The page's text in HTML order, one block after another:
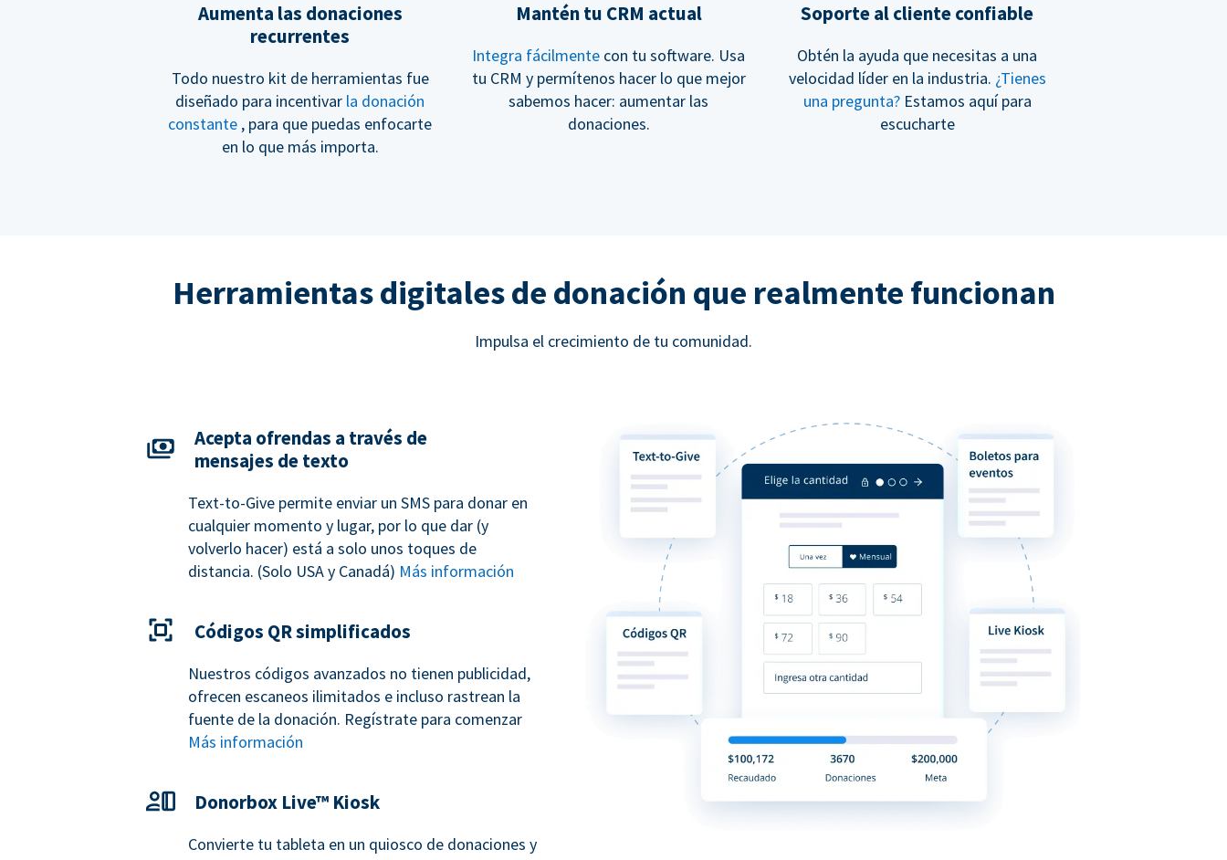
Aumenta las donaciones
recurrentes
Todo nuestro kit de herramientas fue
diseñado para incentivar la donación
constante , para que puedas enfocarte
en lo que más importa.
Mantén tu CRM actual
Integra fácilmente con tu software. Usa
tu CRM y permítenos hacer lo que mejor
sabemos hacer: aumentar las
donaciones.
Soporte al cliente confiable
Obtén la ayuda que necesitas a una
velocidad líder en la industria. ¿Tienes
una pregunta?Estamos aquí para
escucharte
Herramientas digitales de donación que realmente funcionan
Impulsa el crecimiento de tu comunidad.
Acepta ofrendas a través de
mensajes de texto
Text-to-Give permite enviar un SMS para donar en
cualquier momento y lugar, por lo que dar (y
volverlo hacer) está a solo unos toques de
distancia. (Solo USA y Canadá) Más información
Códigos QR simplificados
Nuestros códigos avanzados no tienen publicidad,
ofrecen escaneos ilimitados e incluso rastrean la
fuente de la donación. Regístrate para comenzar
Más información
Donorbox Live™ Kiosk
Convierte tu tableta en un quiosco de donaciones y